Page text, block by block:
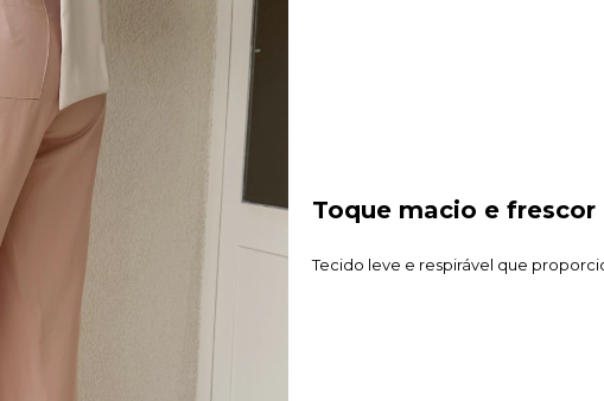
Toque macio e
Tecido leve e respirável que